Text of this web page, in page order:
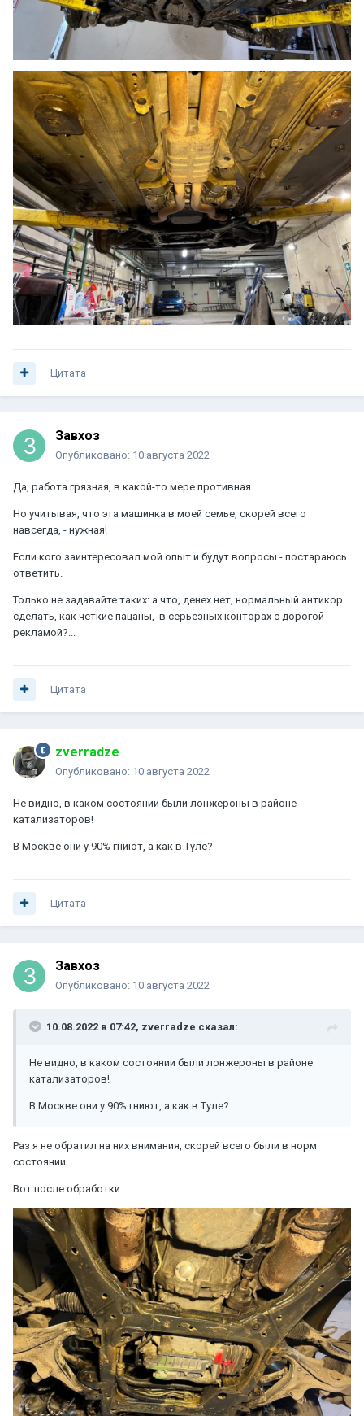
Цитата
Завхоз
Опубликовано: 10 августа 2022
Да, работа грязная, в какой-то мере противная...
Но учитывая, что эта машинка в моей семье, скорей всего
навсегда, - нужная!
Если кого заинтересовал мой опыт и будут вопросы - постараюсь
ответить.
Только не задавайте таких: а что, денех нет, нормальный антикор
сделать, как четкие пацаны, в серьезных конторах с дорогой
рекламой?...
Цитата
zverradze
Опубликовано: 10 августа 2022
Не видно, в каком состоянии были лонжероны в районе
катализаторов!
В Москве они у 90% гниют, а как в Туле?
Цитата
Завхоз
Опубликовано: 10 августа 2022
10.08.2022 в 07:42, zverradze сказал:
Не видно, в каком состоянии были лонжероны в районе
катализаторов!
В Москве они у 90% гниют, а как в Туле?
Раз я не обратил на них внимания, скорей всего были в норм
состоянии.
Вот после обработки: